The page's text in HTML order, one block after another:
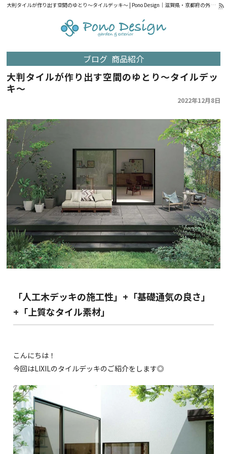
大判タイルが作り出す空間のゆとり～タイルデッキ～ | Pono Design｜滋賀県・京都府の外構設計・施工
ブログ 商品紹介
大判タイルが作り出す空間のゆとり～タイルデッ
キ～
2022年12月8日
「人工木デッキの施工性」+「基礎通気の良さ」
+「上質なタイル素材」
こんにちは！
今回はLIXILのタイルデッキのご紹介をします◎